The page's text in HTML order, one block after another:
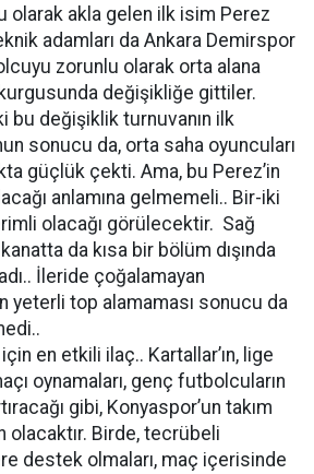
olarak akla gelen ilk isim Perez
adamları da Ankara Demirspor
zorunlu olarak orta alana
değişikliğe gittiler.
bu değişiklik turnuvanın ilk
sonucu da, orta saha oyuncuları
güçlük çekti. Ama, bu Perez’in
anlamına gelmemeli.. Bir-iki
olacağı görülecektir. Sağ
da kısa bir bölüm dışında
İleride çoğalamayan
yeterli top alamaması sonucu da
en etkili ilaç.. Kartallar’ın, lige
oynamaları, genç futbolcuların
gibi, Konyaspor’un takım
olacaktır. Birde, tecrübeli
destek olmaları, maç içerisinde